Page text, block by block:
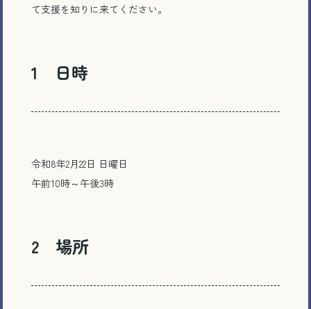
て支援を知りに来てください。
1 日時
令和8年2月22日 日曜日
午前10時～午後3時
2 場所